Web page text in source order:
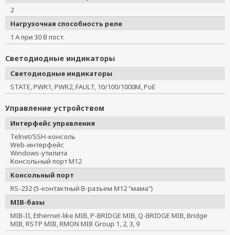
2
Нагрузочная способность реле
1 А при 30 В пост.
Светодиодные индикаторы
Светодиодные индикаторы
STATE, PWR1, PWR2, FAULT, 10/100/1000M, PoE
Управление устройством
Интерфейс управления
Telnet/SSH-консоль
Web-интерфейс
Windows-утилита
Консольный порт M12
Консольный порт
RS-232 (5-контактный B-разъем M12 "мама")
MIB-базы
MIB-II, Ethernet-like MIB, P-BRIDGE MIB, Q-BRIDGE MIB, Bridge
MIB, RSTP MIB, RMON MIB Group 1, 2, 3, 9